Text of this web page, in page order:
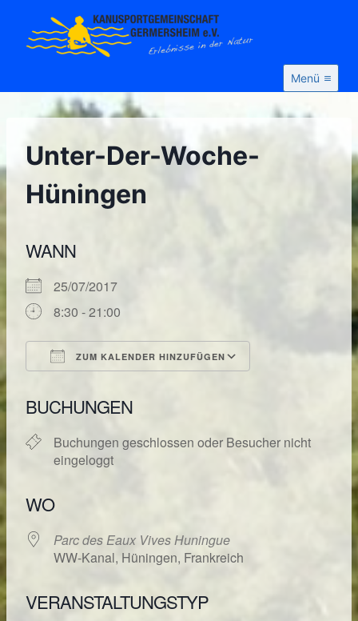
Inhalt
springen
Menü
Unter-Der-Woche-
Hüningen
WANN
25/07/2017
8:30 - 21:00
ZUM KALENDER HINZUFÜGEN
BUCHUNGEN
Buchungen geschlossen oder Besucher nicht
eingeloggt
WO
Parc des Eaux Vives Huningue
WW-Kanal, Hüningen, Frankreich
VERANSTALTUNGSTYP